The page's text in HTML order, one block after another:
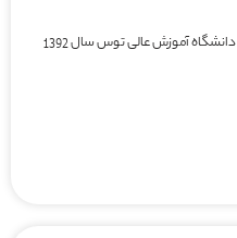
دانشگاه آموزش عالی توس سال 1392